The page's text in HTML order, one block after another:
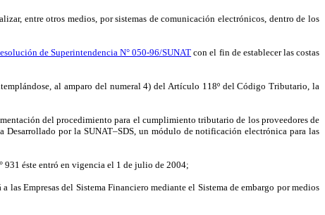
entre otros medios, por sistemas de comunicación electrónicos, dentro de los
de Superintendencia N° 050-96/SUNAT con el fin de establecer las costas
al amparo del numeral 4) del Artículo 118º del Código Tributario, la
del procedimiento para el cumplimiento tributario de los proveedores de
Desarrollado por la SUNAT–SDS, un módulo de notificación electrónica para las
931 éste entró en vigencia el 1 de julio de 2004;
Empresas del Sistema Financiero mediante el Sistema de embargo por medios